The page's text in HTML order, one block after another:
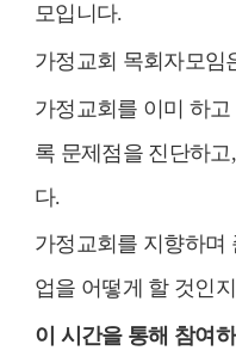
모입니다.
가정교회 목회자모임
가정교회를 이미 하
록 문제점을 진단하고 ,
다.
가정교회를 지향하며
업을 어떻게 할 것인
이 시간을 통해 참여